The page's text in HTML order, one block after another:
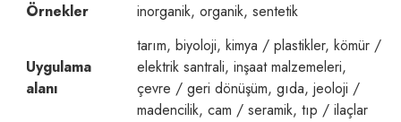
Örnekler inorganik, organik, sentetik
Uygulama
alanı
tarım, biyoloji, kimya / plastikler, kömür /
elektrik santrali, inşaat malzemeleri,
çevre / geri dönüşüm, gıda, jeoloji /
madencilik, cam / seramik, tıp / ilaçlar